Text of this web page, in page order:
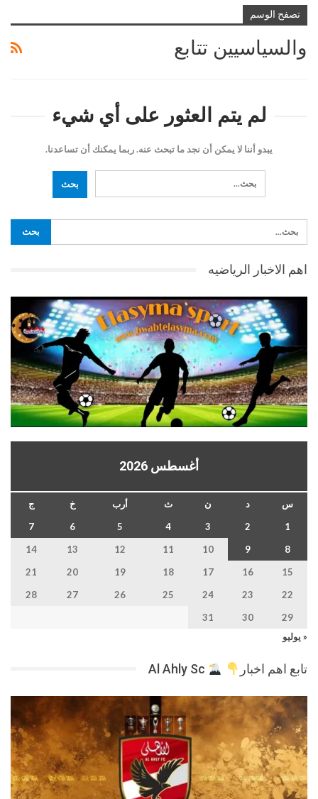
تصفح الوسم
والسياسيين تتابع
لم يتم العثور على أي شيء
يبدو أننا لا يمكن أن نجد ما تبحث عنه. ربما يمكنك أن تساعدنا.
اهم الاخبار الرياضيه
أغسطس 2026
س د ن ث أرب خ
ج
1
2
3
4
5
6
7
8
9
10
11
12
13
14
15
16
17
18
19
20
21
22
23
24
25
26
27
28
29
30
31
« يوليو
تابع اهم اخبار